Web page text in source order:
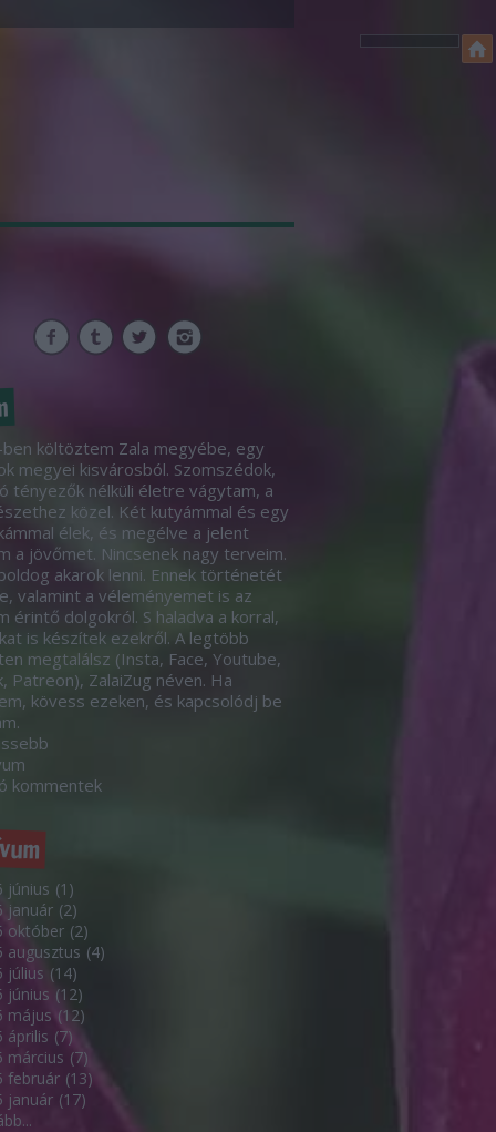
költöztem Zala megyébe, egy
megyei kisvárosból. Szomszédok,
tényezők nélküli életre vágytam, a
közel. Két kutyámmal és egy
élek, és megélve a jelent
a jövőmet. Nincsenek nagy terveim.
akarok lenni. Ennek történetét
valamint a véleményemet is az
érintő dolgokról. S haladva a korral,
is készítek ezekről. A legtöbb
megtalálsz (Insta, Face, Youtube,
Patreon), ZalaiZug néven. Ha
kövess ezeken, és kapcsolódj be
kommentek
június (1 )
január (2)
október (2)
augusztus (4)
július (14)
június (12)
május (12)
április (7)
március (7)
február (13)
január (17)
...